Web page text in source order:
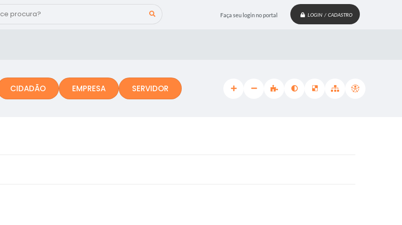
Faça seu login no portal LOGIN / CADASTRO
CIDADÃO EMPRESA SERVIDOR